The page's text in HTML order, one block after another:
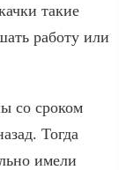
такие
работу или
со сроком
Тогда
имели